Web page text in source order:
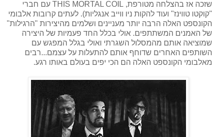
שזכה אז בהצלחה מטורפת, THIS MORTAL COIL עם חברי
"קוקטו טווינז" ועוד להקות ניו ווייב אנגליות). לעתים קרובות אלבומי
הקונספט האלה הרבה יותר מעניינים ושלמים מהיצירות "הרגילות"
של האמנים המשתתפים. אולי בכלל החד פעמיות של היצירה
שמוציאה אותם מהמסלול השגרתי ואולי בגלל המפגש עם
השותפים האחרים שדוחף אותם להתעלות על עצמם...רבים
מאלבומי הקונספט האלה הם הכי יפים בעולם באותו רגע.